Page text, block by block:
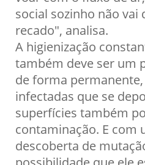
social sozinho não vai
recado", analisa.
A higienização
também deve ser um
de forma
infectadas que se
superfícies também
contaminação. E com
descoberta de